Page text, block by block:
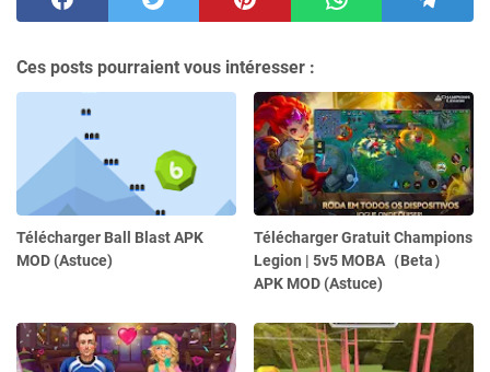
Ces posts pourraient vous intéresser :
Télécharger Ball Blast APK
MOD (Astuce)
Télécharger Gratuit Champions
Legion | 5v5 MOBA（Beta）
APK MOD (Astuce)